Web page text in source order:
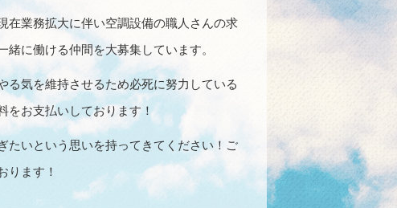
在業務拡大に伴い空調設備の職人さんの求
緒に働ける仲間を大募集しています。
る気を維持させるため必死に努力している
をお支払いしております！
たいという思いを持ってきてください！ご
ります！